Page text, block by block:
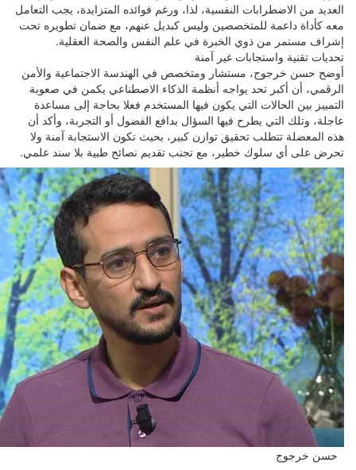
العديد من الاضطرابات النفسية، لذا، ورغم فوائده المتزايدة، يجب التعامل
معه كأداة داعمة للمتخصصين وليس كبديل عنهم، مع ضمان تطويره تحت
إشراف مستمر من ذوي الخبرة في علم النفس والصحة العقلية.
تحديات تقنية واستجابات غير آمنة
أوضح حسن خرجوج، مستشار ومتخصص في الهندسة الاجتماعية والأمن
الرقمي، أن أكبر تحد يواجه أنظمة الذكاء الاصطناعي يكمن في صعوبة
التمييز بين الحالات التي يكون فيها المستخدم فعلا بحاجة إلى مساعدة
عاجلة، وتلك التي يطرح فيها السؤال بدافع الفضول أو التجربة، وأكد أن
هذه المعضلة تتطلب تحقيق توازن كبير، بحيث تكون الاستجابة آمنة ولا
تحرض على أي سلوك خطير، مع تجنب تقديم نصائح طبية بلا سند علمي.
حسن خرجوج